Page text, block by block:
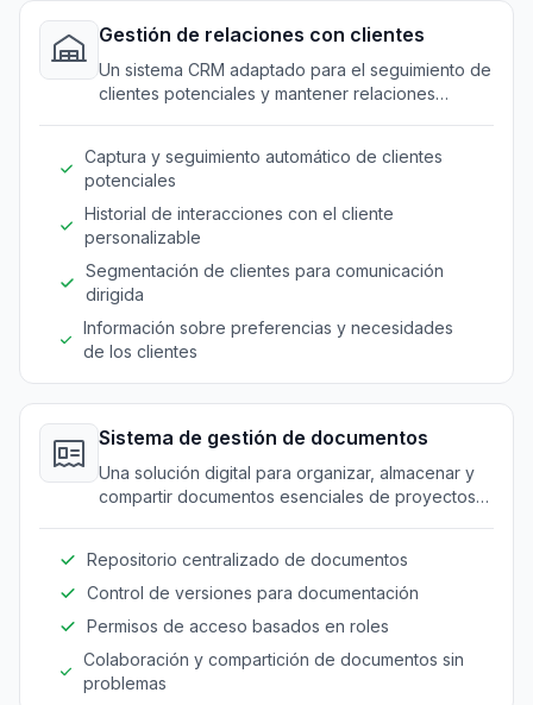
Gestión de relaciones con clientes
Un sistema CRM adaptado para el seguimiento de
clientes potenciales y mantener relaciones
Captura y seguimiento automático de clientes
potenciales
Historial de interacciones con el cliente
personalizable
Segmentación de clientes para comunicación
dirigida
Información sobre preferencias y necesidades
de los clientes
Sistema de gestión de documentos
Una solución digital para organizar, almacenar y
compartir documentos esenciales de proyectos
Repositorio centralizado de documentos
Control de versiones para documentación
Permisos de acceso basados en roles
Colaboración y compartición de documentos sin
problemas